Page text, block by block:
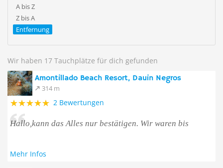
A bis Z
Z bis A
Entfernung
Wir haben 17 Tauchplätze für dich gefunden
Amontillado Beach Resort, Dauin Negros
314 m
2 Bewertungen
Hallo,kann das Alles nur bestätigen. Wir waren bis
Mehr Infos